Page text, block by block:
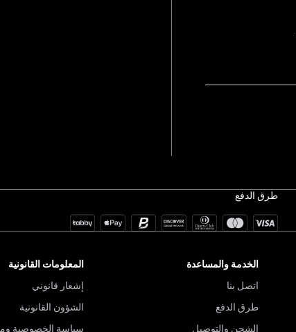
طرق الدفع
الخدمة والمساعدة
اتصل بنا
طرق الدفع
الشحن والتوصيل
المعلومات القانونية
إشعار قانوني
الشؤون القانونية
سياسة الخصوصية